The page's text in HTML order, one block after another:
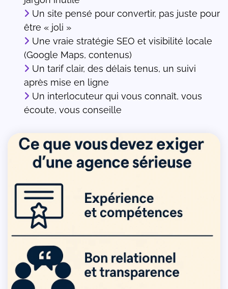
Un site pensé pour convertir, pas juste pour
être « joli »
Une vraie stratégie SEO et visibilité locale
(Google Maps, contenus)
Un tarif clair, des délais tenus, un suivi
après mise en ligne
Un interlocuteur qui vous connaît, vous
écoute, vous conseille